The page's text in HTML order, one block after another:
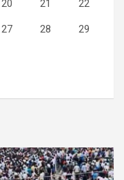
20 21 22
27 28 29